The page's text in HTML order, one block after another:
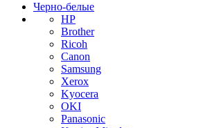
Черно-белые
HP
Brother
Ricoh
Canon
Samsung
Xerox
Kyocera
OKI
Panasonic